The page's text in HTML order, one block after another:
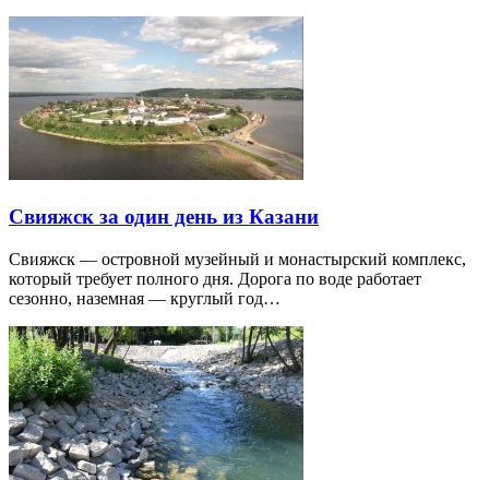
Свияжск за один день из Казани
Свияжск — островной музейный и монастырский комплекс,
который требует полного дня. Дорога по воде работает
сезонно, наземная — круглый год…